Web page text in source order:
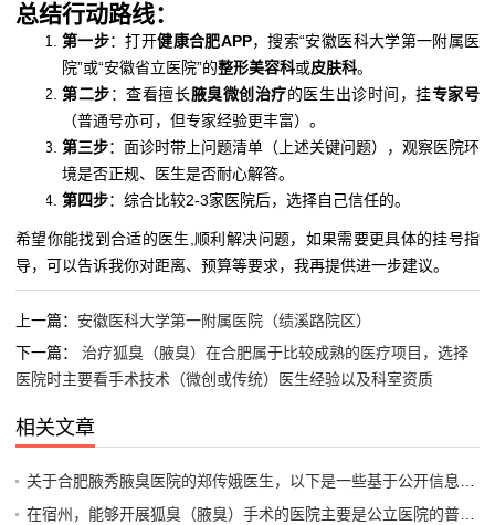
总结行动路线：
第一步：打开健康合肥APP，搜索“安徽医科大学第一附属医
院”或“安徽省立医院”的整形美容科或皮肤科。
第二步：查看擅长腋臭微创治疗的医生出诊时间，挂专家号
（普通号亦可，但专家经验更丰富）。
第三步：面诊时带上问题清单（上述关键问题），观察医院环
境是否正规、医生是否耐心解答。
第四步：综合比较2-3家医院后，选择自己信任的。
希望你能找到合适的医生,顺利解决问题，如果需要更具体的挂号指
导，可以告诉我你对距离、预算等要求，我再提供进一步建议。
上一篇： 安徽医科大学第一附属医院（绩溪路院区）
下一篇： 治疗狐臭（腋臭）在合肥属于比较成熟的医疗项目，选择
医院时主要看手术技术（微创或传统）医生经验以及科室资质
相关文章
关于合肥腋秀腋臭医院的郑传娥医生，以下是一些基于公开信息的综合分析，供你参考
在宿州，能够开展狐臭（腋臭）手术的医院主要是公立医院的普外科、皮肤科或整形美容科。以下是几家比较可靠的医院供你参考